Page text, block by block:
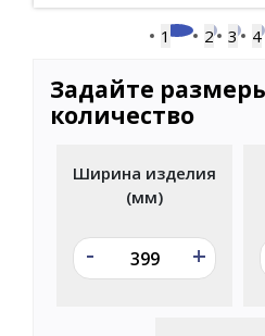
1 2 3 4
Задайте
количество
Ширина изделия
(мм)
- +